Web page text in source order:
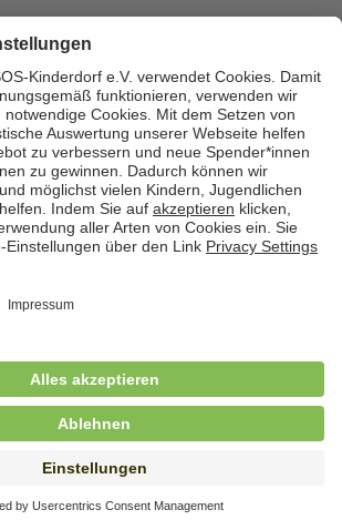
/ Köchin (m/w/d) als
w/d) im Bereich
Wo.), SOS-Kinderdorf
(m/w/d)
20 - max. 30 Std./.Wo.), SOS-
(m/w/d)
Teilzeit (20 Std./Wo.), SOS-
Hagen